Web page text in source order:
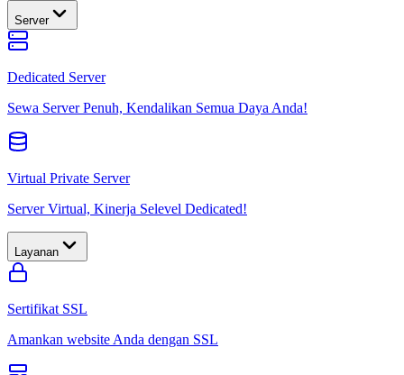
Server
Dedicated Server
Sewa Server Penuh, Kendalikan Semua Daya Anda!
Virtual Private Server
Server Virtual, Kinerja Selevel Dedicated!
Layanan
Sertifikat SSL
Amankan website Anda dengan SSL